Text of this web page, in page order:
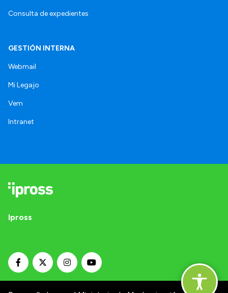
Consulta de expedientes
GESTIÓN INTERNA
Webmail
Mi Legajo
Vem
Intranet
Ipross